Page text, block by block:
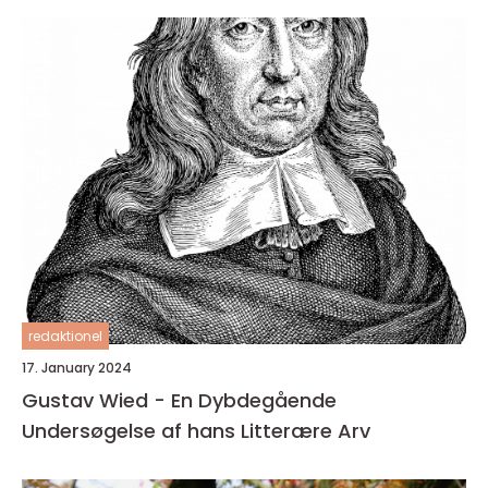
redaktionel
17. January 2024
Gustav Wied - En Dybdegående
Undersøgelse af hans Litterære Arv